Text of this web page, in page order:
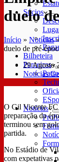
Sócios
Bilheteira
Parceiros
Notícias
duelo
Início » Notícias
duelo de pré-
29 Agosto
Notícias
O Gil Vicente FC
preparação da
terminou sem
partida.
No Estádio de
com expetativas